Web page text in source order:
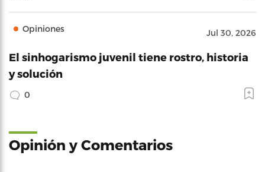
Opiniones Jul 30, 2026
El sinhogarismo juvenil tiene rostro, historia
y solución
0
Opinión y Comentarios